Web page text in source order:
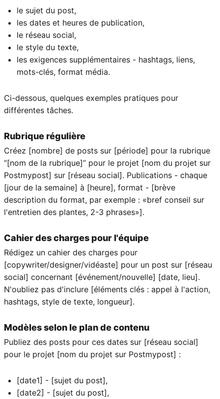
le sujet du post,
les dates et heures de publication,
le réseau social,
le style du texte,
les exigences supplémentaires - hashtags, liens,
mots-clés, format média.
Ci-dessous, quelques exemples pratiques pour
différentes tâches.
Rubrique régulière
Créez [nombre] de posts sur [période] pour la rubrique
“[nom de la rubrique]” pour le projet [nom du projet sur
Postmypost] sur [réseau social]. Publications - chaque
[jour de la semaine] à [heure], format - [brève
description du format, par exemple : «bref conseil sur
l'entretien des plantes, 2-3 phrases»].
Cahier des charges pour l'équipe
Rédigez un cahier des charges pour
[copywriter/designer/vidéaste] pour un post sur [réseau
social] concernant [événement/nouvelle] [date, lieu].
N'oubliez pas d'inclure [éléments clés : appel à l'action,
hashtags, style de texte, longueur].
Modèles selon le plan de contenu
Publiez des posts pour ces dates sur [réseau social]
pour le projet [nom du projet sur Postmypost] :
[date1] - [sujet du post],
[date2] - [sujet du post],